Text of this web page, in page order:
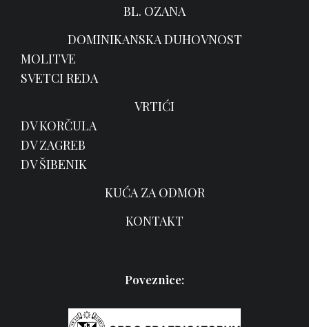
BL. OZANA
DOMINIKANSKA DUHOVNOST
MOLITVE
SVETCI REDA
VRTIĆI
DV KORČULA
DV ZAGREB
DV ŠIBENIK
KUĆA ZA ODMOR
KONTAKT
Poveznice: